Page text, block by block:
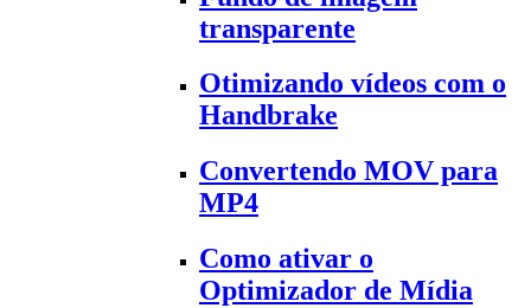
transparente
Otimizando vídeos com o
Handbrake
Convertendo MOV para
MP4
Como ativar o
Optimizador de Mídia